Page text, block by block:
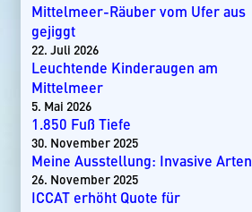
Mittelmeer-Räuber vom Ufer aus
gejiggt
22. Juli 2026
Leuchtende Kinderaugen am
Mittelmeer
5. Mai 2026
1.850 Fuß Tiefe
30. November 2025
Meine Ausstellung: Invasive Arten
26. November 2025
ICCAT erhöht Quote für